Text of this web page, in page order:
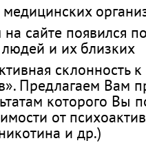
сайте появился
и их близких
склонность
Предлагаем Вам
которого Вы
от
и др.)